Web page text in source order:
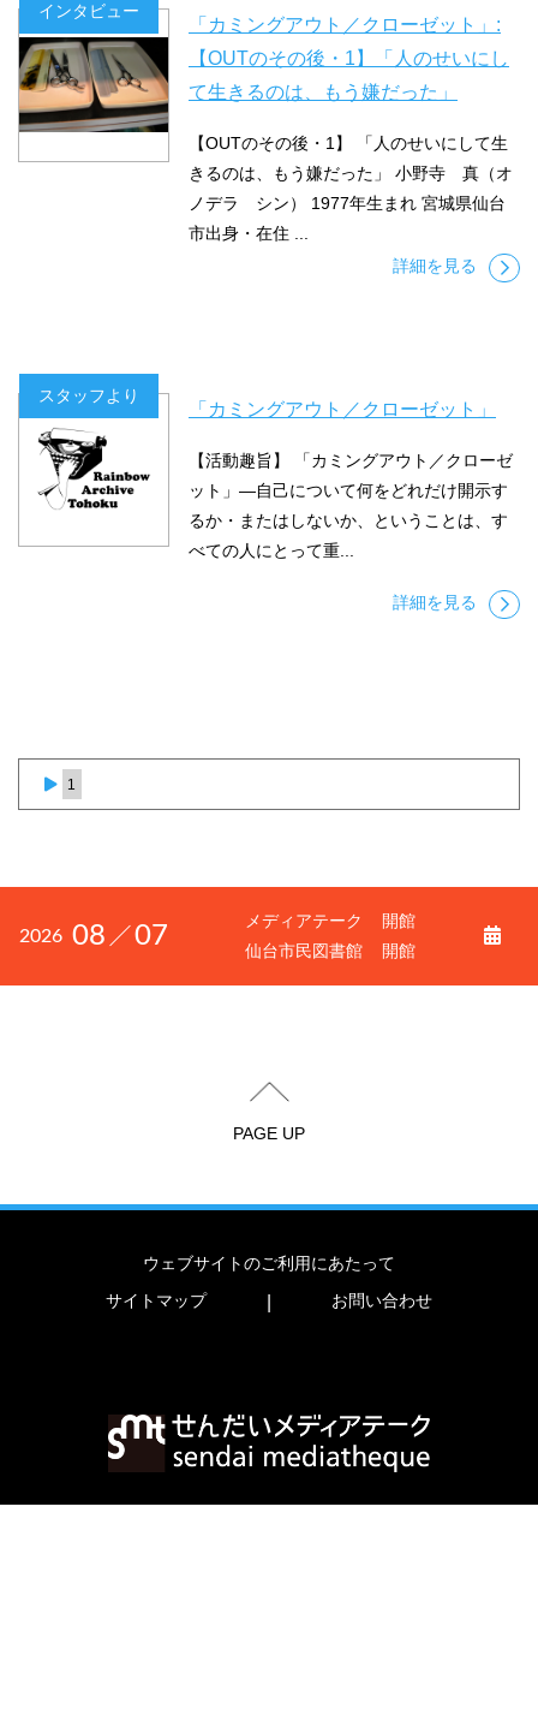
インタビュー
「カミングアウト／クローゼット」:
【OUTのその後・1】「人のせいにし
て生きるのは、もう嫌だった」
【OUTのその後・1】 「人のせいにして生
きるのは、もう嫌だった」 小野寺 真（オ
ノデラ シン） 1977年生まれ 宮城県仙台
市出身・在住 ...
詳細を見る
スタッフより
「カミングアウト／クローゼット」
【活動趣旨】 「カミングアウト／クローゼ
ット」―自己について何をどれだけ開示す
るか・またはしないか、ということは、す
べての人にとって重...
詳細を見る
1
2026 08 07
メディアテーク
開館
仙台市民図書館
開館
PAGE UP
ウェブサイトのご利用にあたって
サイトマップ
お問い合わせ